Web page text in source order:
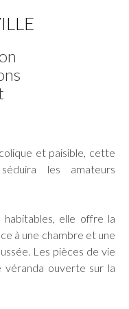
et paisible, cette
les amateurs
habitables, elle offre la
à une chambre et une
Les pièces de vie
véranda ouverte sur la